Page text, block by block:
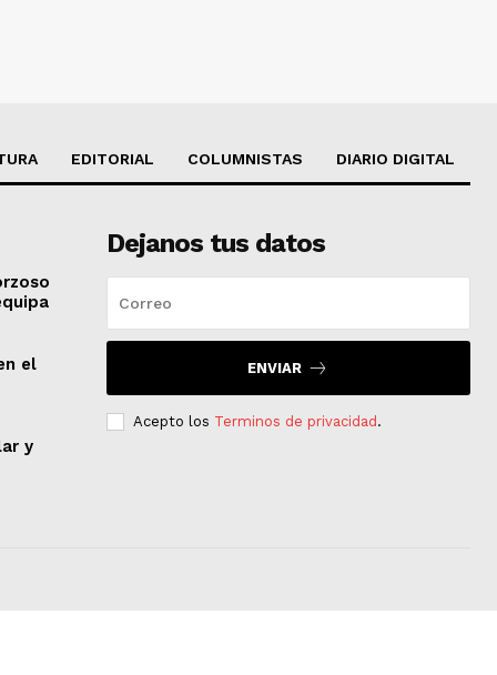
EDITORIAL COLUMNISTAS DIARIO DIGITAL
el
y
Dejanos tus datos
ENVIAR
Acepto los Terminos de privacidad .